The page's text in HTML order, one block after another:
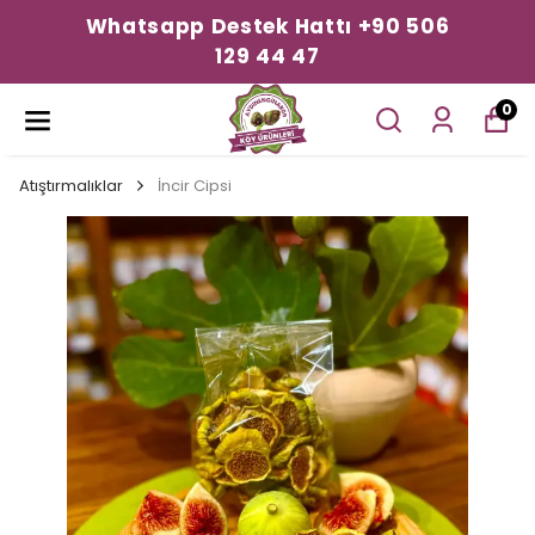
Whatsapp Destek Hattı +90 506
129 44 47
0
Atıştırmalıklar İncir Cipsi